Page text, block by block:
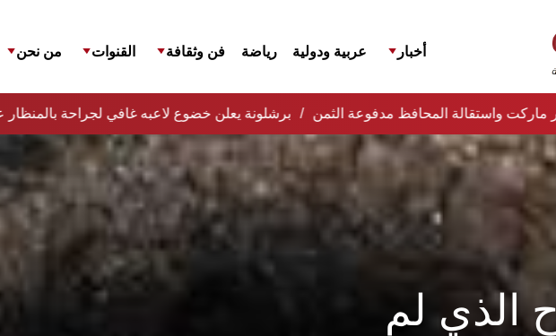
أخبار عربية ودولية رياضة فن وثقافة القنوات من نحن
برشلونة يعلن خضوع لاعبه غافي لجراحة ماركت واستقالة المحافظ مدفوعة الثمن
الذي لم